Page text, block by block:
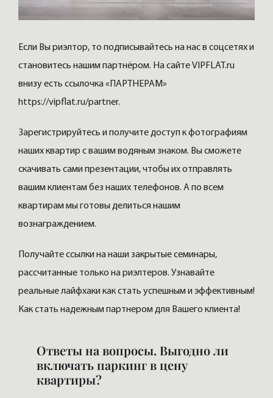
Если Вы риэлтор, то подписывайтесь на нас в соцсетях и
становитесь нашим партнёром. На сайте VIPFLAT.ru
внизу есть ссылочка «ПАРТНЕРАМ»
https://vipflat.ru/partner.
Зарегистрируйтесь и получите доступ к фотографиям
наших квартир с вашим водяным знаком. Вы сможете
скачивать сами презентации, чтобы их отправлять
вашим клиентам без наших телефонов. А по всем
квартирам мы готовы делиться нашим
вознаграждением.
Получайте ссылки на наши закрытые семинары,
рассчитанные только на риэлтеров. Узнавайте
реальные лайфхаки как стать успешным и эффективным!
Как стать надежным партнером для Вашего клиента!
Ответы на вопросы. Выгодно ли
включать паркинг в цену
квартиры?